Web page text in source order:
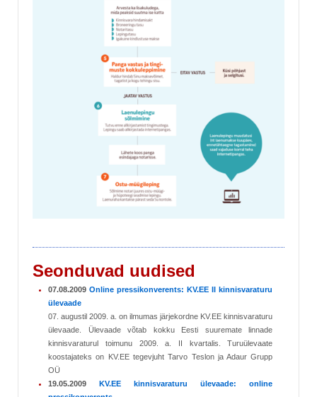
Seonduvad uudised
07.08.2009Online pressikonverents: KV.EE II kinnisvaraturu
ülevaade
07. augustil 2009. a. on ilmumas järjekordne KV.EE kinnisvaraturu
ülevaade. Ülevaade võtab kokku Eesti suuremate linnade
kinnisvaraturul toimunu 2009. a. II kvartalis. Turuülevaate
koostajateks on KV.EE tegevjuht Tarvo Teslon ja Adaur Grupp
OÜ
19.05.2009KV.EE kinnisvaraturu ülevaade: online